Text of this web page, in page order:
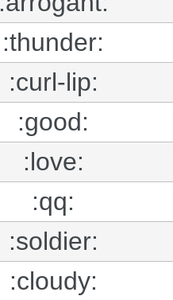
:thunder:
:curl-lip:
:good:
:love:
:qq:
:soldier:
:cloudy: